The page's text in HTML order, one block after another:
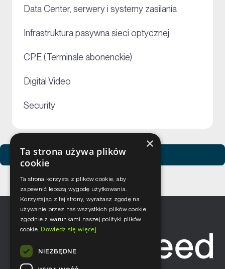
Data Center, serwery i systemy zasilania
Infrastruktura pasywna sieci optycznej
CPE (Terminale abonenckie)
Digital Video
Security
Zobacz usługi Netceed
×
Ta strona używa plików
cookie
Ta strona korzysta z plików cookie, aby
zapewnić lepszą wygodę użytkowania.
Korzystając z tej strony, wyrażasz zgodę na
używanie przez nas wszystkich plików cookie
zgodnie z warunkami naszej polityki plików
cookie. Dowiedz się więcej
NIEZBĘDNE